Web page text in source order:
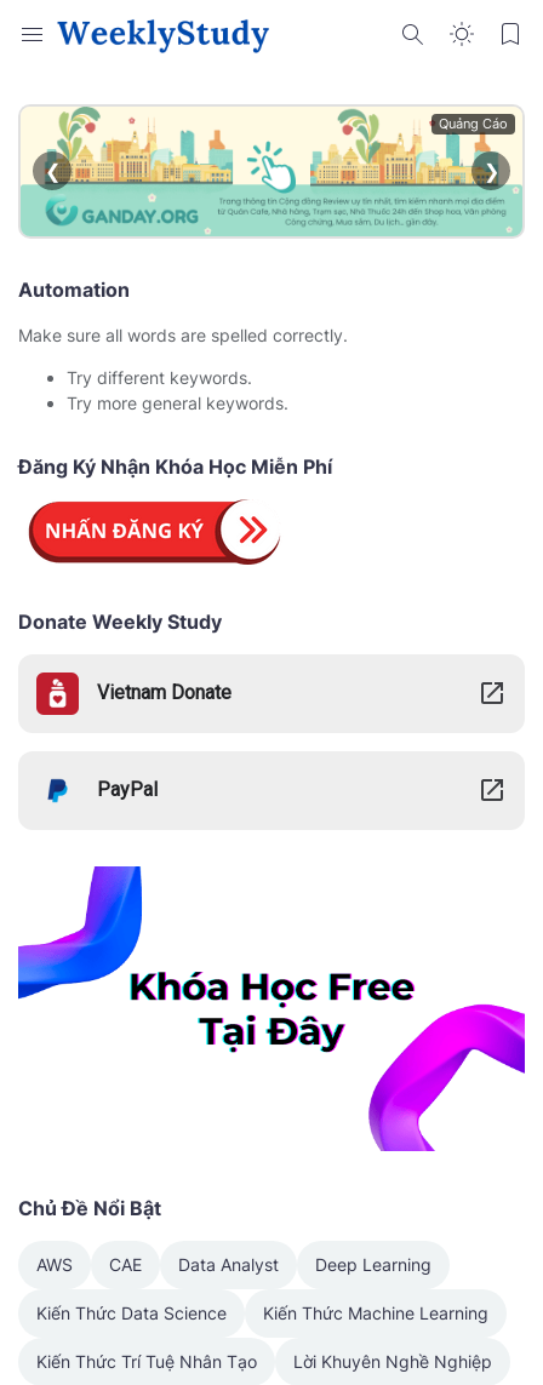
Quảng Cáo
❮ ❯
Automation
Make sure all words are spelled correctly.
Try different keywords.
Try more general keywords.
Đăng Ký Nhận Khóa Học Miễn Phí
Donate Weekly Study
Vietnam Donate
PayPal
Chủ Đề Nổi Bật
AWS CAE Data Analyst Deep Learning
Kiến Thức Data Science Kiến Thức Machine Learning
Kiến Thức Trí Tuệ Nhân Tạo Lời Khuyên Nghề Nghiệp